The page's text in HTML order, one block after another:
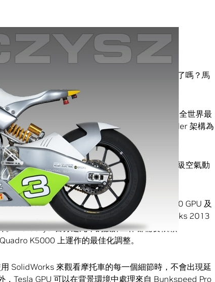
，現在的進展情況如何？你的電池冷卻效能改善了嗎？馬
了嗎？
用電動摩托車的專業公司，在他們不斷追求成為全世界最
了在競爭中保持領先態勢，他們已經採用以 Kepler 架構為
技術。
的目標是打造一輛能夠刷新陸地極速記錄的超級空氣動
及調整，將有助他們達成目標。
為基礎的系統，這套系統結合了Quadro K5000 GPU 及
速的GPU 架構 Kepler。因此，在使用 SolidWorks 2013
MotoCzysz百分之九十的設計工作都需要依賴
K5000 上運作的最佳化調整。
SolidWorks 來觀看摩托車的每一個細節時，不會出現延
Tesla GPU 可以在背景環境中處理來自 Bunkspeed Pro